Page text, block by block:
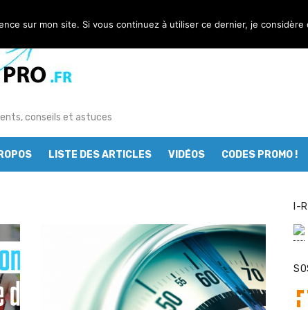
: les départements tests
le réussir à coup sûr ?
en course à pied
à pied ?
à bannir
de chaussure de trail « NNormal »
conseils et astuces
LISTE DES ARTICLES VIDÉOS CODES PROMO !
I-
sur mon site. Si vous continuez à utiliser ce dernier, je